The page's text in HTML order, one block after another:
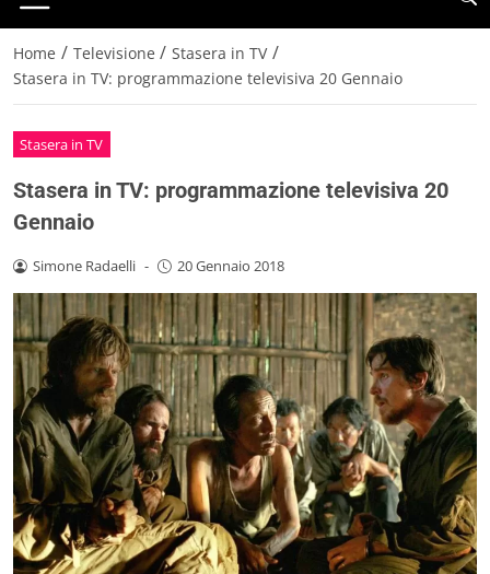
Home / Televisione / Stasera in TV /
Stasera in TV: programmazione televisiva 20 Gennaio
Stasera in TV
Stasera in TV: programmazione televisiva 20
Gennaio
Simone Radaelli - 20 Gennaio 2018